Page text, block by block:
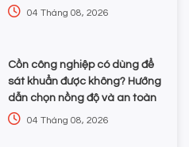
nghiệp
04 Tháng 08, 2026
Cồn công nghiệp có dùng để
sát khuẩn được không? Hướng
dẫn chọn nồng độ và an toàn
04 Tháng 08, 2026